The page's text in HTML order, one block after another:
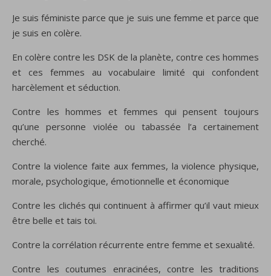
Je suis féministe parce que je suis une femme et parce que
je suis en colère.
En colère contre les DSK de la planète, contre ces hommes
et ces femmes au vocabulaire limité qui confondent
harcèlement et séduction.
Contre les hommes et femmes qui pensent toujours
qu’une personne violée ou tabassée l’a certainement
cherché.
Contre la violence faite aux femmes, la violence physique,
morale, psychologique, émotionnelle et économique
Contre les clichés qui continuent à affirmer qu’il vaut mieux
être belle et tais toi.
Contre la corrélation récurrente entre femme et sexualité.
Contre les coutumes enracinées, contre les traditions